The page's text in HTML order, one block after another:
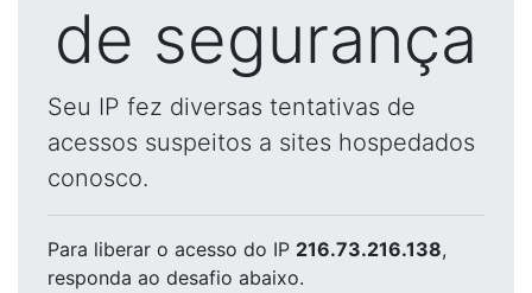
de segurança
Seu IP fez diversas tentativas de
acessos suspeitos a sites hospedados
conosco.
Para liberar o acesso do IP 216.73.216.138,
responda ao desafio abaixo.